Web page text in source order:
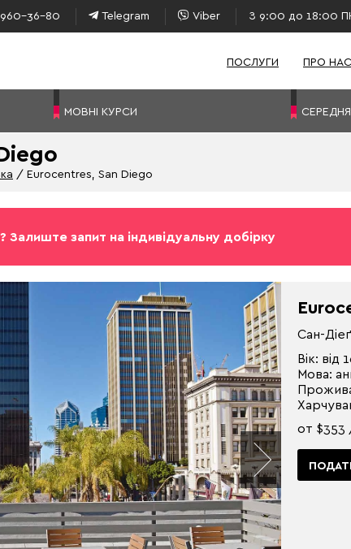
80 Telegram Viber З 9:00 до 18:00
ПОСЛУГИ ПРО НАС
МОВНІ КУРСИ
Eurocentres, San Diego
запит на індивідуальну добірку
Сан-
Вік: від
Мова:
от $353